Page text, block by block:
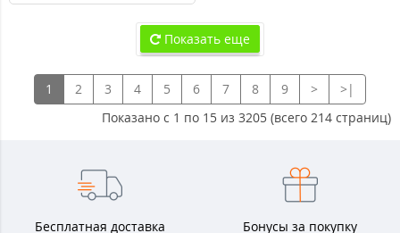
Показать еще
1 2 3 4 5 6 7 8 9 >
>|
Показано с 1 по 15 из 3205 (всего 214 страниц)
Бесплатная доставка
Бонусы за покупку